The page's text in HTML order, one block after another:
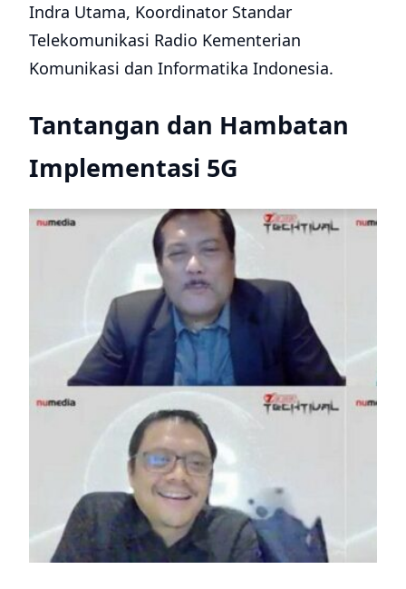
Indra Utama, Koordinator Standar
Telekomunikasi Radio Kementerian
Komunikasi dan Informatika Indonesia.
Tantangan dan Hambatan
Implementasi 5G